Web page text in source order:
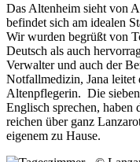
Das Altenheim sieht von
befindet sich am idealen
Wir wurden begrüßt von
Deutsch als auch
Verwalter und auch der
Notfallmedizin, Jana leitet
Altenpflegerin. Die
Englisch sprechen, haben
reichen über ganz
eigenem zu Hause.